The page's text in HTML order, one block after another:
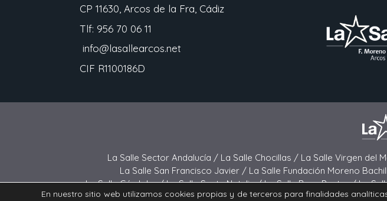
CP 11630, Arcos de la Fra, Cádiz
Tlf: 956 70 06 11
info@lasallearcos.net
CIF R1100186D
La Salle Sector Andalucía / La Salle Chocillas / La Salle Virgen del
La Salle San Francisco Javier / La Salle Fundación Moreno
La Salle Córdoba /La Salle Santa Natalia /La Salle Buen Pastor /La
La Salle Buen Consejo /La Salle El Carmen (San Fernando) /
En nuestro sitio web utilizamos cookies propias y de terceros para finalidades